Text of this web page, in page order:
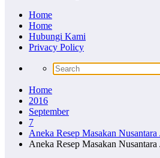
Home
Home
Hubungi Kami
Privacy Policy
Home
2016
September
7
Aneka Resep Masakan Nusantara
Aneka Resep Masakan Nusantara